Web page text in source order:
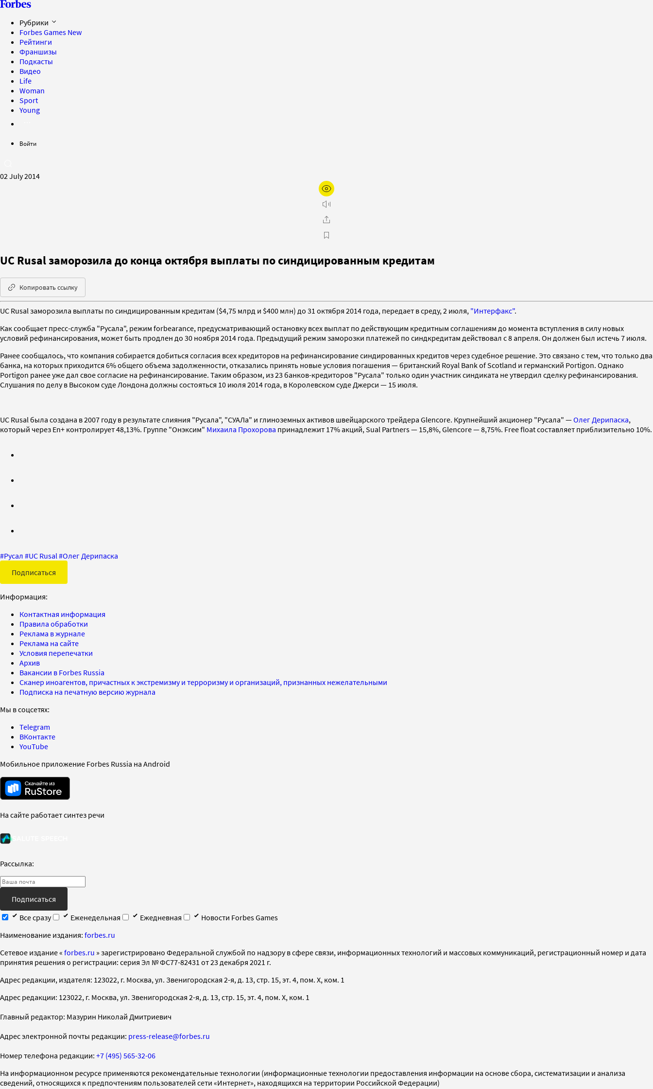
Рубрики
Forbes Games New
Рейтинги
Франшизы
Подкасты
Видео
Life
Woman
Sport
Young
Войти
02 July 2014
UC Rusal заморозила до конца октября выплаты по синдицированным кредитам
Копировать ссылку
UC Rusal заморозила выплаты по синдицированным кредитам ($4,75 млрд и $400 млн) до 31 октября 2014 года, передает в среду, 2 июля, "Интерфакс".
Как сообщает пресс-служба "Русала", режим forbearance, предусматривающий остановку всех выплат по действующим кредитным соглашениям до момента вступления в силу новых
условий рефинансирования, может быть продлен до 30 ноября 2014 года. Предыдущий режим заморозки платежей по синдкредитам действовал с 8 апреля. Он должен был истечь 7 июля.
Ранее сообщалось, что компания собирается добиться согласия всех кредиторов на рефинансирование синдированных кредитов через судебное решение. Это связано с тем, что только два
банка, на которых приходится 6% общего объема задолженности, отказались принять новые условия погашения — британский Royal Bank of Scotland и германский Portigon. Однако
Portigon ранее уже дал свое согласие на рефинансирование. Таким образом, из 23 банков-кредиторов "Русала" только один участник синдиката не утвердил сделку рефинансирования.
Слушания по делу в Высоком суде Лондона должны состояться 10 июля 2014 года, в Королевском суде Джерси — 15 июля.
UC Rusal была создана в 2007 году в результате слияния "Русала", "СУАЛа" и глиноземных активов швейцарского трейдера Glencore. Крупнейший акционер "Русала" —Олег Дерипаска,
который через En+ контролирует 48,13%. Группе "Онэксим" Михаила Прохорова принадлежит 17% акций, Sual Partners — 15,8%, Glencore — 8,75%. Free float составляет приблизительно 10%.
#Русал #UC Rusal #Олег Дерипаска
Подписаться
Информация:
Контактная информация
Правила обработки
Реклама в журнале
Реклама на сайте
Условия перепечатки
Архив
Вакансии в Forbes Russia
Сканер иноагентов, причастных к экстремизму и терроризму и организаций, признанных нежелательными
Подписка на печатную версию журнала
Мы в соцсетях:
Telegram
ВКонтакте
YouTube
Мобильное приложение Forbes Russia на Android
На сайте работает синтез речи
Рассылка:
Подписаться
Все сразу
Еженедельная Ежедневная
Новости Forbes Games
Наименование издания: forbes.ru
Cетевое издание « forbes.ru » зарегистрировано Федеральной службой по надзору в сфере связи, информационных технологий и массовых коммуникаций, регистрационный номер и дата
принятия решения о регистрации: серия Эл № ФС77-82431 от 23 декабря 2021 г.
Адрес редакции, издателя: 123022, г. Москва, ул. Звенигородская 2-я, д. 13, стр. 15, эт. 4, пом. X, ком. 1
Адрес редакции: 123022, г. Москва, ул. Звенигородская 2-я, д. 13, стр. 15, эт. 4, пом. X, ком. 1
Главный редактор: Мазурин Николай Дмитриевич
Адрес электронной почты редакции: press-release@forbes.ru
Номер телефона редакции: +7 (495) 565-32-06
На информационном ресурсе применяются рекомендательные технологии (информационные технологии предоставления информации на основе сбора, систематизации и анализа
сведений, относящихся к предпочтениям пользователей сети «Интернет», находящихся на территории Российской Федерации)